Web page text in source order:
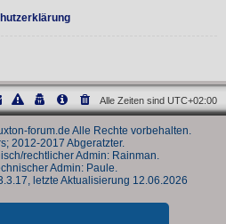
Alle Zeiten sind UTC+02:00
forum.de Alle Rechte vorbehalten.
2012-2017 Abgeratzter.
rechtlicher Admin: Rainman.
Admin: Paule.
letzte Aktualisierung 12.06.2026